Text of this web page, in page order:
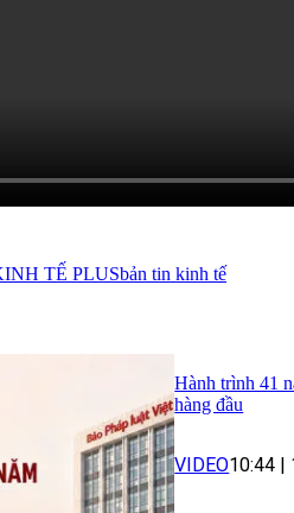
TẾ PLUSbản tin kinh tế
Hành trình 41
hàng đầu
VIDEO10:44 |